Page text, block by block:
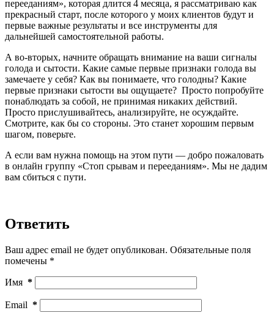
перееданиям», которая длится 4 месяца, я рассматриваю как
прекрасный старт, после которого у моих клиентов будут и
первые важные результаты и все инструменты для
дальнейшей самостоятельной работы.
А во-вторых, начните обращать внимание на ваши сигналы
голода и сытости. Какие самые первые признаки голода вы
замечаете у себя? Как вы понимаете, что голодны? Какие
первые признаки сытости вы ощущаете? Просто попробуйте
понаблюдать за собой, не принимая никаких действий.
Просто прислушивайтесь, анализируйте, не осуждайте.
Смотрите, как бы со стороны. Это станет хорошим первым
шагом, поверьте.
А если вам нужна помощь на этом пути — добро пожаловать
в онлайн группу «Стоп срывам и перееданиям». Мы не дадим
вам сбиться с пути.
Ответить
Ваш адрес email не будет опубликован. Обязательные поля
помечены *
Имя *
Email *